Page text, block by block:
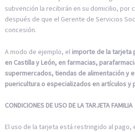
subvención la recibirán en su domicilio, por
después de que el Gerente de Servicios
concesión.
A modo de ejemplo, el importe de la tarjeta
en Castilla y León, en farmacias,
supermercados, tiendas de alimentación y
puericultura o especializados en artículos y
CONDICIONES DE USO DE LA TARJETA FAMILIA
El uso de la tarjeta está restringido al pago,